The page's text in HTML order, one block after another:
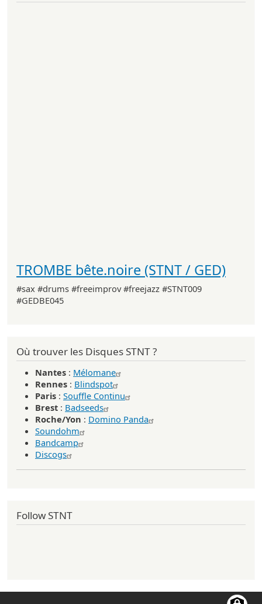
TROMBE bête.noire (STNT / GED)
#sax #drums #freeimprov #freejazz #STNT009
#GEDBE045
Où trouver les Disques STNT ?
Nantes : Mélomane
Rennes : Blindspot
Paris : Souffle Continu
Brest : Badseeds
Roche/Yon : Domino Panda
Soundohm
Bandcamp
Discogs
Follow STNT